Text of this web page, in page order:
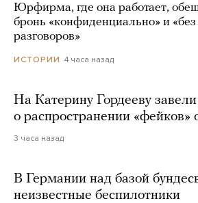
Юрфирма, где она работает,
бронь «конфиденциально» и
разговоров»
ИСТОРИИ 4 часа назад
На Катерину Гордееву
о распространении «фейков»
3 часа назад
В Германии над базой
неизвестные беспилотники